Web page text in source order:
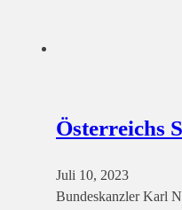
Österreichs
Juli 10, 2023
Bundeskanzler Karl